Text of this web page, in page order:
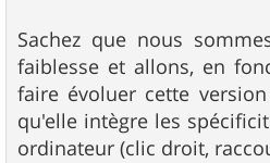
Sachez que nous
faiblesse et allons, en
faire évoluer cette
qu'elle intègre les
ordinateur (clic droit,